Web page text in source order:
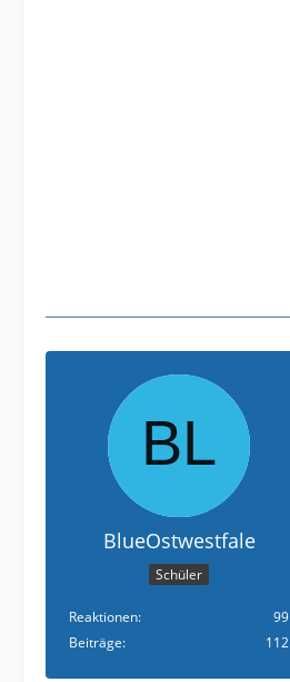
BlueOstwestfale
Schüler
Reaktionen
99
Beiträge
112